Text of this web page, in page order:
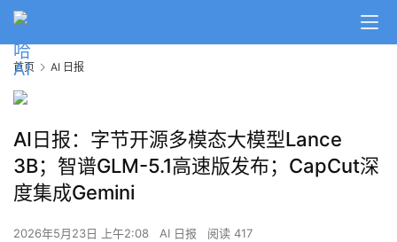
首页 AI 日报
AI日报：字节开源多模态大模型Lance
3B；智谱GLM-5.1高速版发布；CapCut深
度集成Gemini
2026年5月23日 上午2:08 AI 日报 阅读 417